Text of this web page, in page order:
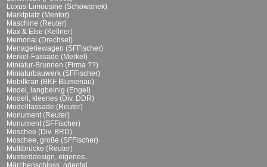
Luxus-Limousine (Schowanek)
Marktplatz (Mentor)
Maschine (Reuter)
Max & Else (Kellner)
Memorial (Drechsel)
Menageriewagen (SFFischer)
Merkel-Fassade (Merkel)
Miniatur-Brunnen (Firma ??)
Miniaturbauwerk (SFFischer)
Mobilkran (BKF Blumenau)
Model, langbeinig (Engel)
Modell, kleenes (Div. DDR)
Modellfassade (Reuter)
Monument (Reuter)
Monument (SFFischer)
Moschee (Div. BRD)
Moschee, große (SFFischer)
Multibrücke (Reuter)
Musterddesign, eigenes...
Märchenschloss, oriental....